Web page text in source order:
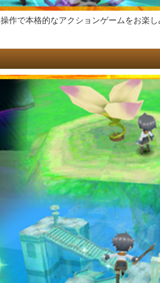
作で本格的なアクションゲームをお楽し